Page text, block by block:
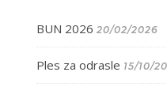
BUN 2026 20/02/2026
Ples za odrasle 15/10/